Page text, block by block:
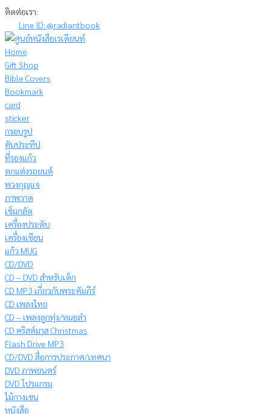
Skip
content
ติดต่อเรา:
Line ID: @radiantbook
Home
Gift Shop
Bible Covers
Bookmark
card
sticker
กรอบรูป
คันประทีป
ที่รองแก้ว
ตกแต่งรถยนต์
พวงกุญแจ
ภาพวาด
เข็มกลัด
เครื่องประดับ
เครื่องเขียน
แก้ว MUG
CD/DVD
CD – DVD สำหรับเด็ก
CD MP3 เกี่ยวกับพระคัมภีร์
CD เพลงไทย
CD – เพลงลูกทุ่ง/หมอลำ
CD คริสต์มาส Christmas
Flash Drive MP3
CD/DVD สื่อการประกาศ/เทศนา
DVD ภาพยนตร์
DVD โปรแกรม
ไม้กางเขน
หนังสือ